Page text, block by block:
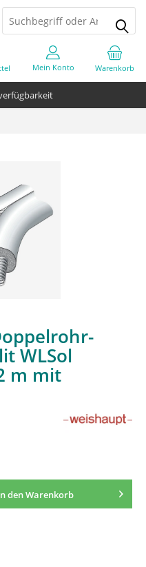
Warenkorb
Mein Konto
WLSol
m mit
denWarenkorb